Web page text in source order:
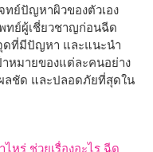
ทย์ปัญหาผิวของตัวเอง
ทย์ผู้เชี่ยวชาญก่อนฉีด
ดที่มีปัญหา และแนะนำ
หมายของแต่ละคนอย่าง
ลชัด และปลอดภัยที่สุดใน
หร่ ช่วยเรื่องอะไร ฉีด